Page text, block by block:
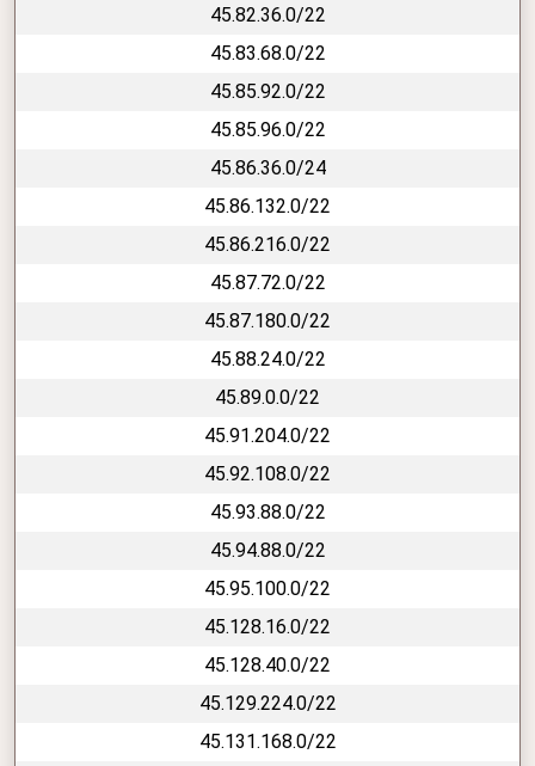
45.82.36.0/22
45.83.68.0/22
45.85.92.0/22
45.85.96.0/22
45.86.36.0/24
45.86.132.0/22
45.86.216.0/22
45.87.72.0/22
45.87.180.0/22
45.88.24.0/22
45.89.0.0/22
45.91.204.0/22
45.92.108.0/22
45.93.88.0/22
45.94.88.0/22
45.95.100.0/22
45.128.16.0/22
45.128.40.0/22
45.129.224.0/22
45.131.168.0/22